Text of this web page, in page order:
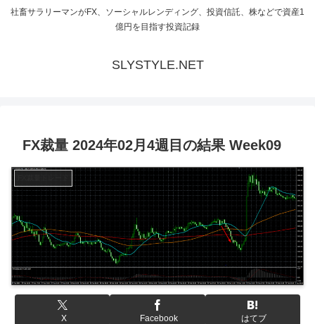
社畜サラリーマンがFX、ソーシャルレンディング、投資信託、株などで資産1
億円を目指す投資記録
SLYSTYLE.NET
FX裁量 2024年02月4週目の結果 Week09
X Facebook はてブ